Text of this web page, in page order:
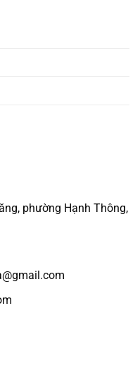
phường Hạnh Thông,